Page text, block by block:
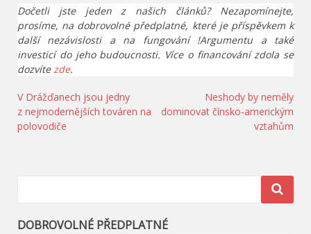
Dočetli jste jeden z našich článků? Nezapomínejte,
prosíme, na dobrovolné předplatné, které je příspěvkem k
další nezávislosti a na fungování !Argumentu a také
investicí do jeho budoucnosti. Více o financování zdola se
dozvítezde.
Navigace
pro
V Drážďanech jsou jedny
z nejmodernějších továren na
polovodiče
Neshody by neměly
dominovat čínsko-americkým
vztahům
DOBROVOLNÉ PŘEDPLATNÉ